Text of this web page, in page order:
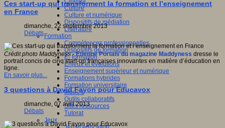
Culture
Culture et numérique
Dispositifs de médiation
Littérature
Formation
Compétences professionnelles
Dispositifs de formation
E- formation
Enjeux et évolutions
Enseignement supérieur et numérique
Formations hybrides
Formation universitaire
Mooc’s
Outils collaboratifs
Sites ressources
Tutorat
Jeux
Ces start-up qui transforment la formation et l’enseignement
en France
dimanche, 22 septembre 2013
Débats
Crédit photo Maddyness -Etienne Portais du magazine Maddyness dresse le
portrait concis de cinq start-up françaises innovantes en matière d’éducation en
ligne.
En savoir plus...
3 questions à David Fayon pour Educavox
dimanche, 07 avril 2013
Débats